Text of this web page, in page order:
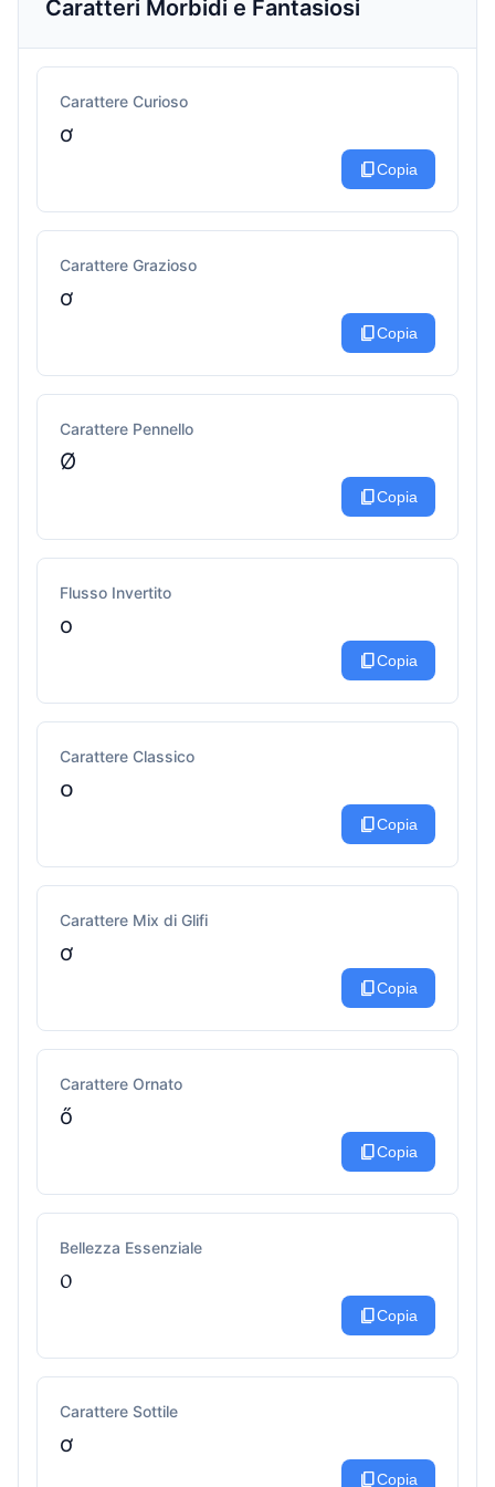
Caratteri Morbidi e Fantasiosi
Carattere Curioso
ơ
content_copyCopia
Carattere Grazioso
ơ
content_copyCopia
Carattere Pennello
Ø
content_copyCopia
Flusso Invertito
o
content_copyCopia
Carattere Classico
ᴏ
content_copyCopia
Carattere Mix di Glifi
ơ
content_copyCopia
Carattere Ornato
ő
content_copyCopia
Bellezza Essenziale
᥆
content_copyCopia
Carattere Sottile
ơ
content_copyCopia